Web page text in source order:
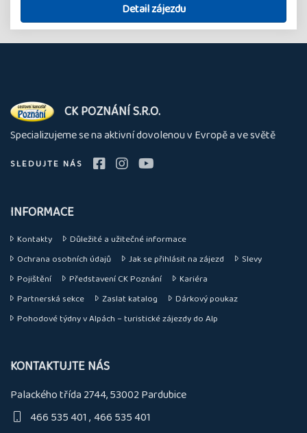
Detail zájezdu
O
nás
CK POZNÁNÍ S.R.O.
Specializujeme se na aktivní dovolenou v Evropě a ve světě
SLEDUJTE NÁS
INFORMACE
Kontakty
Důležité a užitečné informace
Ochrana osobních údajů
Jak se přihlásit na zájezd
Slevy
Pojištění
Představení CK Poznání
Kariéra
Partnerská sekce
Zaslat katalog
Dárkový poukaz
Pohodové týdny v Alpách – turistické zájezdy do Alp
KONTAKTUJTE NÁS
Palackého třída 2744, 53002 Pardubice
466 535 401 466 535 401